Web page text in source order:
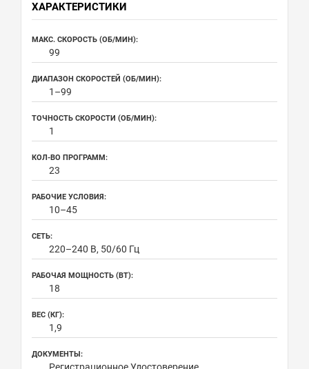
ХАРАКТЕРИСТИКИ
МАКС. СКОРОСТЬ (ОБ/МИН):
99
ДИАПАЗОН СКОРОСТЕЙ (ОБ/МИН):
1–99
ТОЧНОСТЬ СКОРОСТИ (ОБ/МИН):
1
КОЛ-ВО ПРОГРАММ:
23
РАБОЧИЕ УСЛОВИЯ:
10–45
СЕТЬ:
220–240 В, 50/60 Гц
РАБОЧАЯ МОЩНОСТЬ (ВТ):
18
ВЕС (КГ):
1,9
ДОКУМЕНТЫ: